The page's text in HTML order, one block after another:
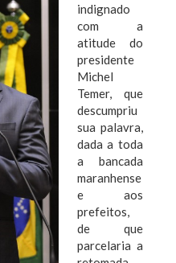
indignado
com a
atitude do
presidente
Michel
Temer, que
descumpriu
sua palavra,
dada a toda
a bancada
maranhense
e aos
prefeitos,
de que
parcelaria a